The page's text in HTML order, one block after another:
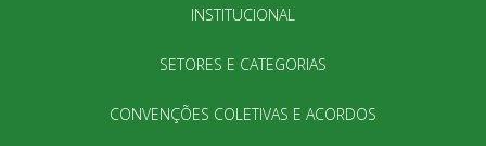
INSTITUCIONAL
SETORES E CATEGORIAS
CONVENÇÕES COLETIVAS E ACORDOS